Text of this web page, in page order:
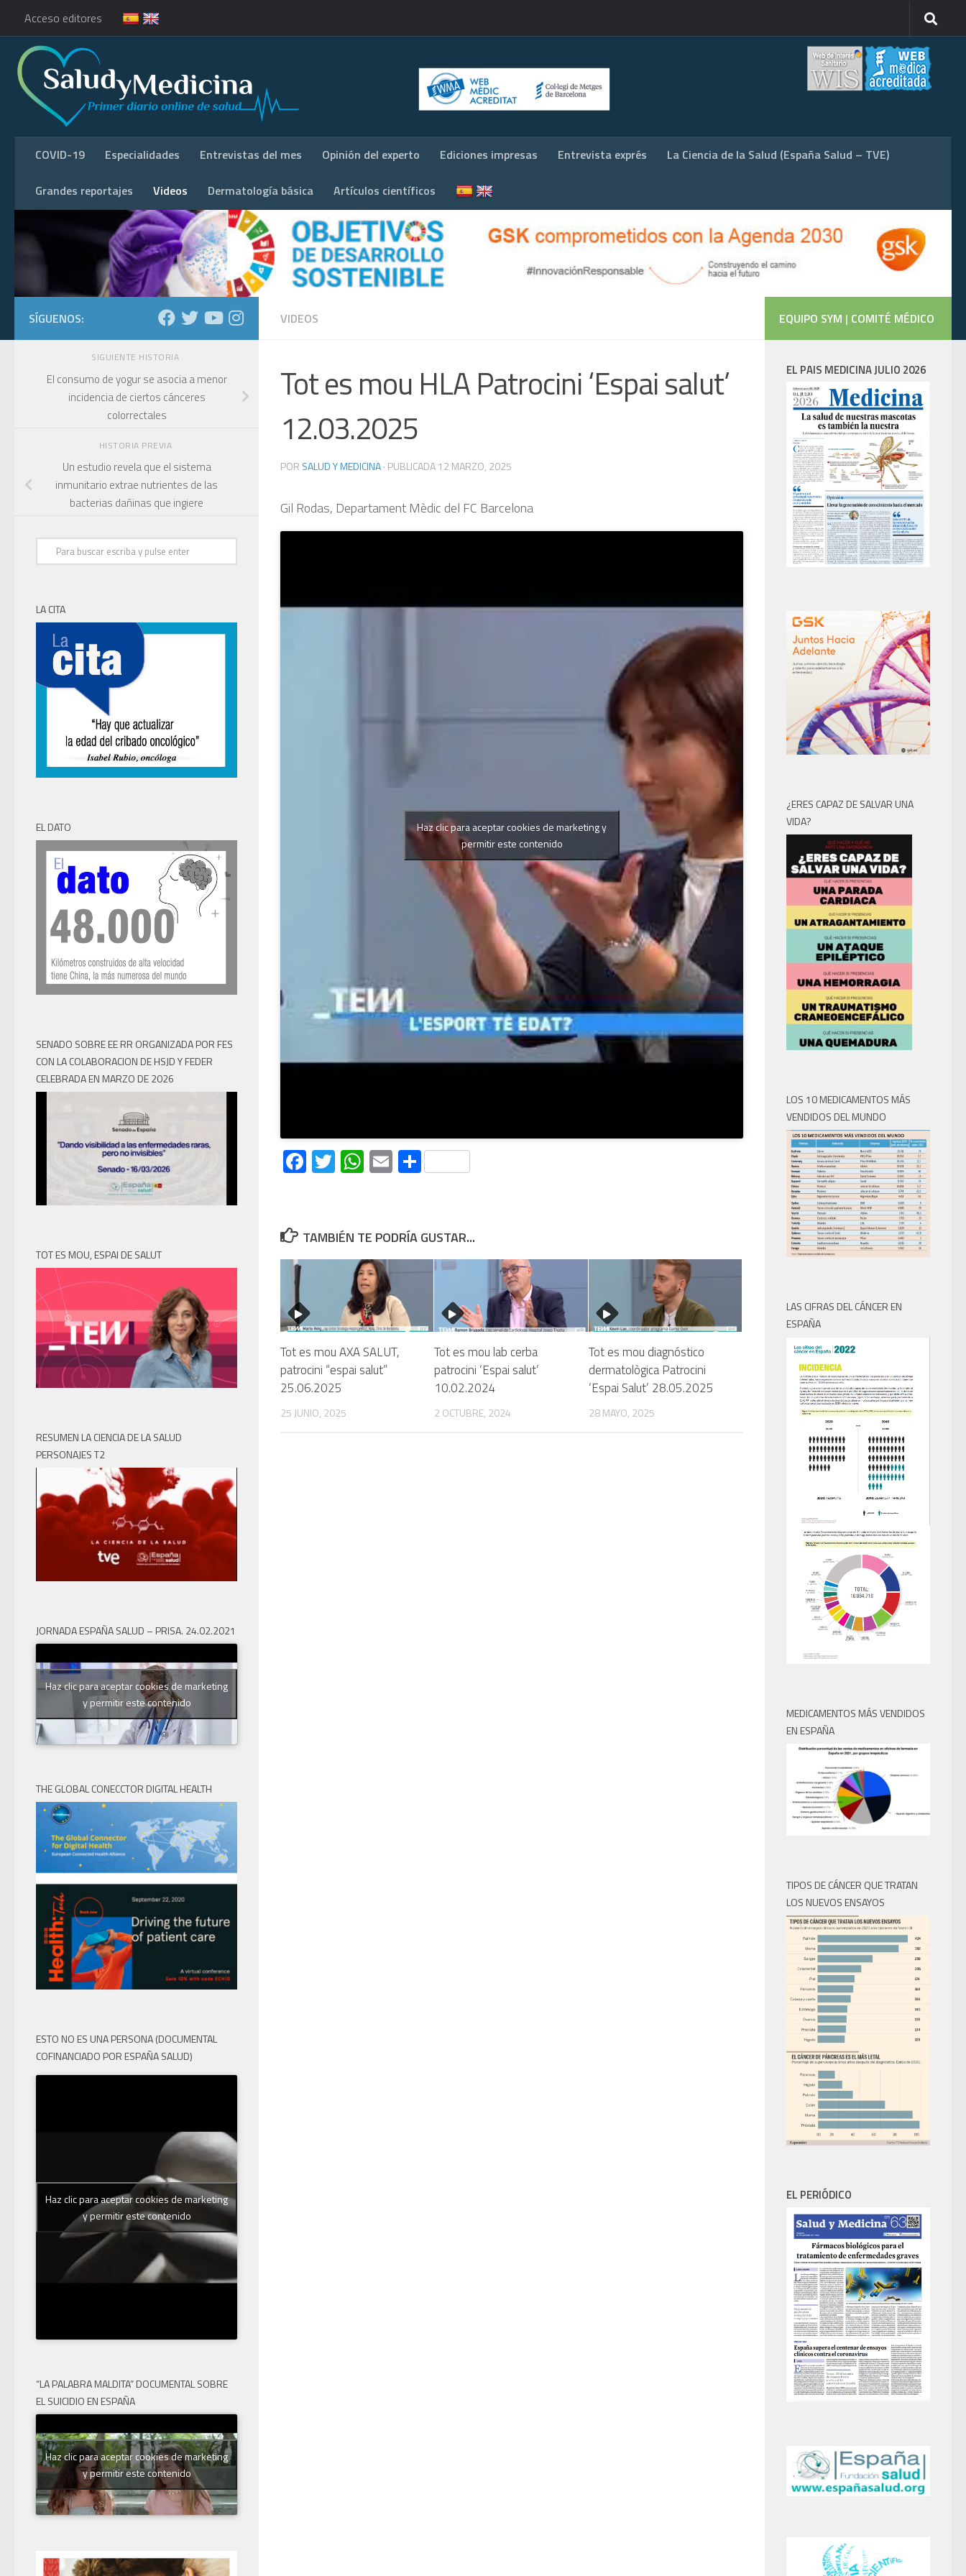
Acceso editores
COVID-19 Especialidades Entrevistas del mes Opinión del experto Ediciones impresas Entrevista exprés La Ciencia de la Salud (España Salud – TVE)
Grandes reportajes Videos Dermatología básica Artículos científicos
VIDEOS
Tot es mou HLA Patrocini ‘Espai salut’
12.03.2025
POR SALUD Y MEDICINA· PUBLICADA12 MARZO, 2025
Gil Rodas, Departament Mèdic del FC Barcelona
Haz clic para aceptar cookies de marketing y
permitir este contenido
Facebook
Twitter
WhatsApp
EmailCompartir
TAMBIÉN TE PODRÍA GUSTAR...
Tot es mou AXA SALUT,
patrocini “espai salut”
25.06.2025
25 JUNIO, 2025
Tot es mou lab cerba
patrocini ‘Espai salut’
10.02.2024
2 OCTUBRE, 2024
Tot es mou diagnóstico
dermatològica Patrocini
‘Espai Salut’ 28.05.2025
28 MAYO, 2025
SÍGUENOS:
SIGUIENTE HISTORIA
El consumo de yogur se asocia a menor
incidencia de ciertos cánceres
colorrectales
HISTORIA PREVIA
Un estudio revela que el sistema
inmunitario extrae nutrientes de las
bacterias dañinas que ingiere
LA CITA
EL DATO
SENADO SOBRE EE RR ORGANIZADA POR FES
CON LA COLABORACION DE HSJD Y FEDER
CELEBRADA EN MARZO DE 2026
TOT ES MOU, ESPAI DE SALUT
RESUMEN LA CIENCIA DE LA SALUD
PERSONAJES T2
JORNADA ESPAÑA SALUD – PRISA. 24.02.2021
Haz clic para aceptar cookies de marketing
y permitir este contenido
THE GLOBAL CONECCTOR DIGITAL HEALTH
ESTO NO ES UNA PERSONA (DOCUMENTAL
COFINANCIADO POR ESPAÑA SALUD)
Haz clic para aceptar cookies de marketing
y permitir este contenido
“LA PALABRA MALDITA” DOCUMENTAL SOBRE
EL SUICIDIO EN ESPAÑA
Haz clic para aceptar cookies de marketing
y permitir este contenido
EQUIPO SYM | COMITÉ MÉDICO
EL PAIS MEDICINA JULIO 2026
¿ERES CAPAZ DE SALVAR UNA
VIDA?
LOS 10 MEDICAMENTOS MÁS
VENDIDOS DEL MUNDO
LAS CIFRAS DEL CÁNCER EN
ESPAÑA
MEDICAMENTOS MÁS VENDIDOS
EN ESPAÑA
TIPOS DE CÁNCER QUE TRATAN
LOS NUEVOS ENSAYOS
EL PERIÓDICO